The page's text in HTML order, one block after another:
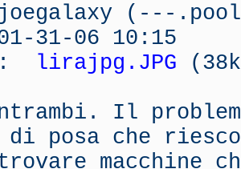
(---
31-06 10:15
lirajpg.JPG
Il
posa che
trovare macchine